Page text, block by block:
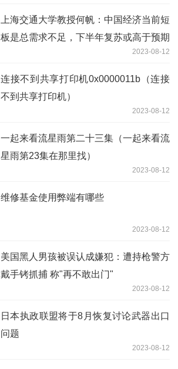
上海交通大学教授何帆：中国经济当前短
板是总需求不足，下半年复苏或高于预期
2023-08-12
连接不到共享打印机0x0000011b（连接
不到共享打印机）
2023-08-12
一起来看流星雨第二十三集（一起来看流
星雨第23集在那里找）
2023-08-12
维修基金使用弊端有哪些
2023-08-12
美国黑人男孩被误认成嫌犯：遭持枪警方
戴手铐抓捕 称"再不敢出门"
2023-08-12
日本执政联盟将于8月恢复讨论武器出口
问题
2023-08-12